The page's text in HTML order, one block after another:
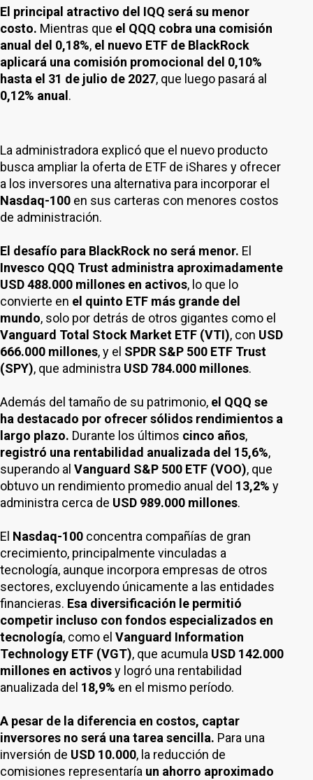
El principal atractivo del IQQ será su menor
costo. Mientras que el QQQ cobra una comisión
anual del 0,18%, el nuevo ETF de BlackRock
aplicará una comisión promocional del 0,10%
hasta el 31 de julio de 2027, que luego pasará al
0,12% anual .
La administradora explicó que el nuevo producto
busca ampliar la oferta de ETF de iShares y ofrecer
a los inversores una alternativa para incorporar el
Nasdaq-100 en sus carteras con menores costos
de administración.
El desafío para BlackRock no será menor. El
Invesco QQQ Trust administra aproximadamente
USD 488.000 millones en activos, lo que lo
convierte en el quinto ETF más grande del
mundo, solo por detrás de otros gigantes como el
Vanguard Total Stock Market ETF (VTI), con USD
666.000 millones, y el SPDR S&P 500 ETF Trust
(SPY), que administra USD 784.000 millones.
Además del tamaño de su patrimonio, el QQQ se
ha destacado por ofrecer sólidos rendimientos a
largo plazo. Durante los últimos cinco años,
registró una rentabilidad anualizada del 15,6%,
superando al Vanguard S&P 500 ETF (VOO), que
obtuvo un rendimiento promedio anual del 13,2% y
administra cerca de USD 989.000 millones.
El Nasdaq-100 concentra compañías de gran
crecimiento, principalmente vinculadas a
tecnología, aunque incorpora empresas de otros
sectores, excluyendo únicamente a las entidades
financieras. Esa diversificación le permitió
competir incluso con fondos especializados en
tecnología, como el Vanguard Information
Technology ETF (VGT), que acumula USD 142.000
millones en activosy logró una rentabilidad
anualizada del 18,9% en el mismo período.
A pesar de la diferencia en costos, captar
inversores no será una tarea sencilla. Para una
inversión de USD 10.000, la reducción de
comisiones representaría un ahorro aproximado